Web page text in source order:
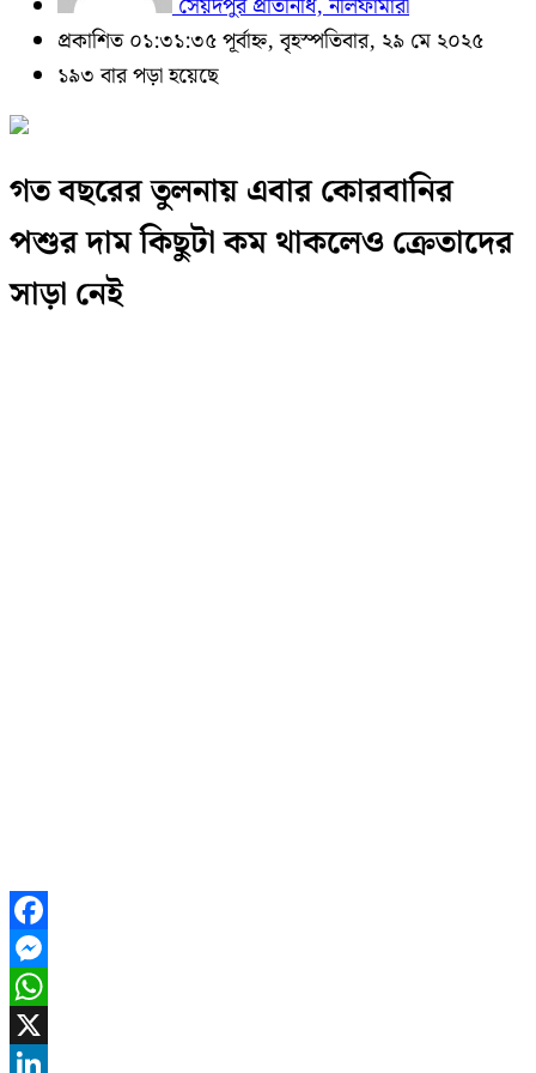
প্রকাশিত ০১:৩১:৩৫ পূর্বাহ্ন, বৃহস্পতিবার, ২৯ মে ২০২৫
১৯৩ বার পড়া হয়েছে
গত বছরের তুলনায় এবার কোরবানির
পশুর দাম কিছুটা কম থাকলেও ক্রেতাদের
সাড়া নেই
Facebook
Messenger
WhatsApp
X